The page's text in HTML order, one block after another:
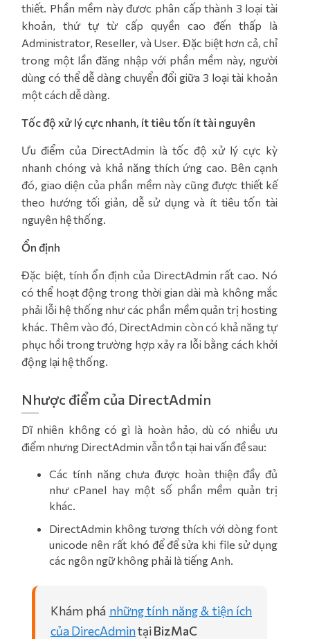
thiết. Phần mềm này đươc phân cấp thành 3 loại tài
khoản, thứ tự từ cấp quyền cao đến thấp là
Administrator, Reseller, và User. Đặc biệt hơn cả, chỉ
trong một lần đăng nhập với phần mềm này, người
dùng có thể dễ dàng chuyển đổi giữa 3 loại tài khoản
một cách dễ dàng.
Tốc độ xử lý cực nhanh, ít tiêu tốn ít tài nguyên
Ưu điểm của DirectAdmin là tốc độ xử lý cực kỳ
nhanh chóng và khả năng thích ứng cao. Bên cạnh
đó, giao diện của phần mềm này cũng được thiết kế
theo hướng tối giản, dễ sử dụng và ít tiêu tốn tài
nguyên hệ thống.
Ổn định
Đặc biệt, tính ổn định của DirectAdmin rất cao. Nó
có thể hoạt động trong thời gian dài mà không mắc
phải lỗi hệ thống như các phần mềm quản trị hosting
khác. Thêm vào đó, DirectAdmin còn có khả năng tự
phục hồi trong trường hợp xảy ra lỗi bằng cách khởi
động lại hệ thống.
Nhược điểm của DirectAdmin
Dĩ nhiên không có gì là hoàn hảo, dù có nhiều ưu
điểm nhưng DirectAdmin vẫn tồn tại hai vấn đề sau:
Các tính năng chưa được hoàn thiện đầy đủ
như cPanel hay một số phần mềm quản trị
khác.
DirectAdmin không tương thích với dòng font
unicode nên rất khó để để sửa khi file sử dụng
các ngôn ngữ không phải là tiếng Anh.
Khám phá những tính năng & tiện ích
của DirecAdmintạiBizMaC